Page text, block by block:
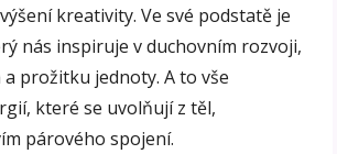
kreativity. Ve své podstatě je
nás inspiruje v duchovním rozvoji,
prožitku jednoty. A to vše
které se uvolňují z těl,
párového spojení.